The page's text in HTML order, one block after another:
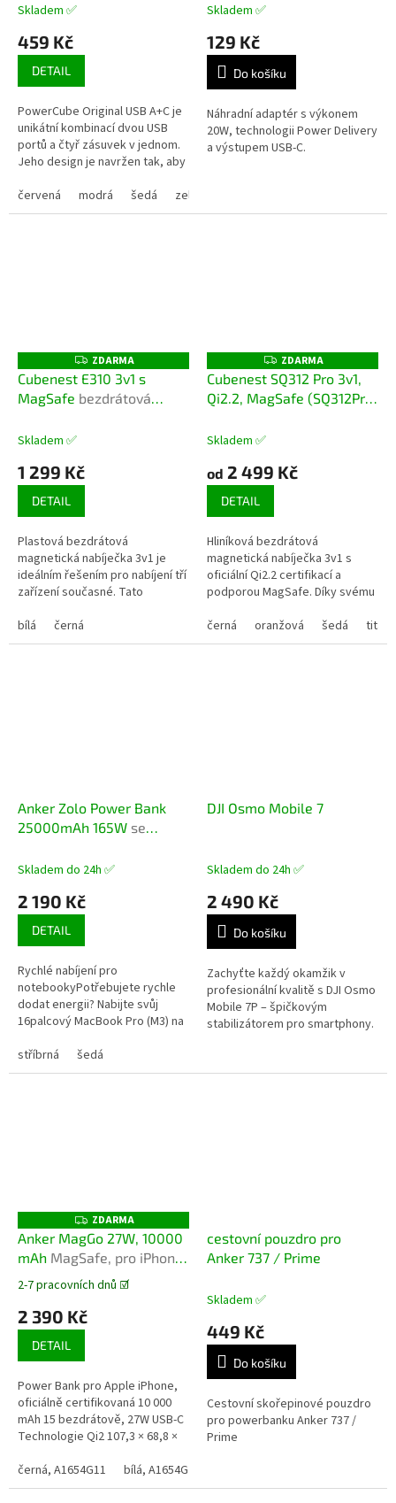
Skladem ✅
459 Kč
DETAIL
PowerCube Original USB A+C je
unikátní kombinací dvou USB
portů a čtyř zásuvek v jednom.
Jeho design je navržen tak, aby
neblokovaly, a tak můžete...
červená modrá šedá zelená
Skladem ✅
129 Kč
Do košíku
Náhradní adaptér s výkonem
20W, technologii Power Delivery
a výstupem USB-C.
Z
D
A
R
ZDARMA
Cubenest E310 3v1 s
MagSafe bezdrátová
Skladem ✅
1 299 Kč
DETAIL
Plastová bezdrátová
magnetická nabíječka 3v1 je
ideálním řešením pro nabíjení tří
zařízení současné. Tato
nabíječka je kompatibilní s
funkcí MagSafe....
bílá černá
Z
D
A
R
ZDARMA
Cubenest SQ312 Pro 3v1,
Qi2.2, MagSafe (SQ312Pro)
magnetická nabíječka
Skladem ✅
od 2 499 Kč
DETAIL
Hliníková bezdrátová
magnetická nabíječka 3v1 s
oficiální Qi2.2 certifikací a
podporou MagSafe. Díky svému
kloubům ji můžete snadno složit
a vzít...
černá oranžová šedá
Anker Zolo Power Bank
25000mAh 165W se
kabelem
Skladem do 24h ✅
2 190 Kč
DETAIL
Rychlé nabíjení pro
notebookyPotřebujete rychle
dodat energii? Nabijte svůj
16palcový MacBook Pro (M3) na
16 na 50% za 25 minut, ať už
dojíždíte do...
stříbrná šedá
DJI Osmo Mobile 7
Skladem do 24h ✅
2 490 Kč
Do košíku
Zachyťte každý okamžik v
profesionální kvalitě s DJI Osmo
Mobile 7P – špičkovým
stabilizátorem pro smartphony.
Z
D
A
R
A
ZDARMA
Anker MagGo 27W, 10000
mAh MagSafe, pro iPhone
12 a novější, s displejem
Průměrné
produktu
5
hvězdiček.
2-7 pracovních dnů ☑️
2 390 Kč
DETAIL
Power Bank pro Apple iPhone,
oficiálně certifikovaná 10 000
mAh 15 bezdrátově, 27W USB-C
Technologie Qi2 107,3 × 68,8 ×
černá, A1654G11
bílá, A1654G21
cestovní pouzdro pro
Anker 737 / Prime
Skladem ✅
449 Kč
Do košíku
Cestovní skořepinové pouzdro
pro powerbanku Anker 737 /
Prime